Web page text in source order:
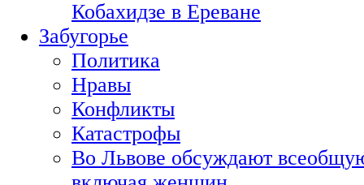
Кобахидзе в Ереване
Забугорье
Политика
Нравы
Конфликты
Катастрофы
Во Львове обсуждают